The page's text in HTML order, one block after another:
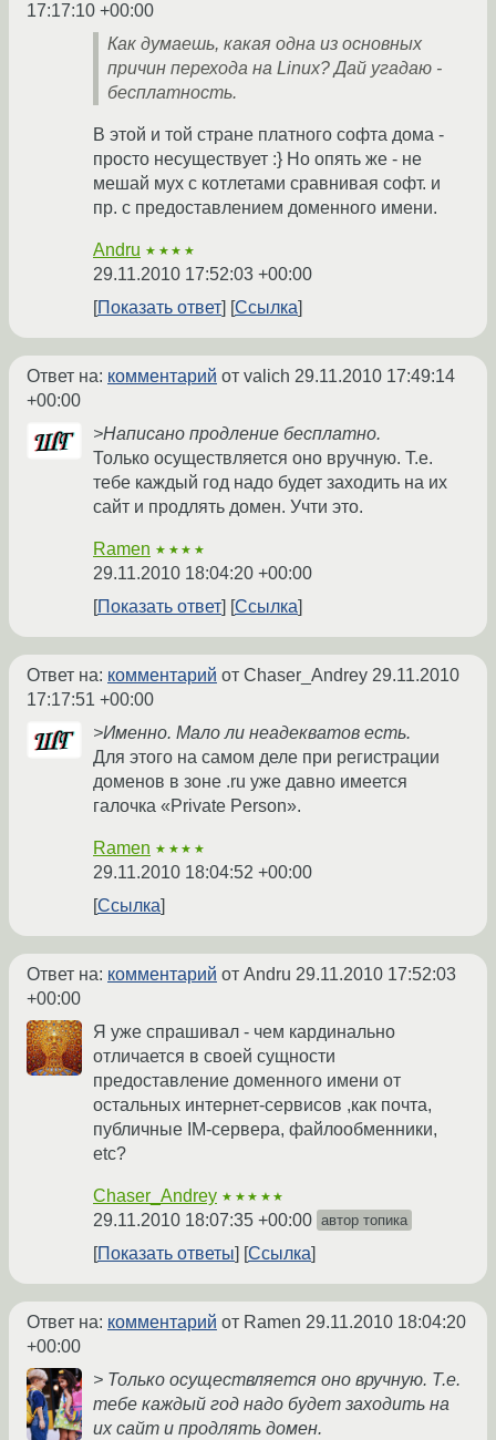
17:17:10 +00:00
Как думаешь, какая одна из основных
причин перехода на Linux? Дай угадаю -
бесплатность.
В этой и той стране платного софта дома -
просто несуществует :} Но опять же - не
мешай мух с котлетами сравнивая софт. и
пр. с предоставлением доменного имени.
Andru ★★★★
29.11.2010 17:52:03 +00:00
Показать ответ
Ссылка
Ответ на: комментарий от valich 29.11.2010 17:49:14
+00:00
>Написано продление бесплатно.
Только осуществляется оно вручную. Т.е.
тебе каждый год надо будет заходить на их
сайт и продлять домен. Учти это.
Ramen ★★★★
29.11.2010 18:04:20 +00:00
Показать ответ
Ссылка
Ответ на: комментарий от Chaser_Andrey 29.11.2010
17:17:51 +00:00
>Именно. Мало ли неадекватов есть.
Для этого на самом деле при регистрации
доменов в зоне .ru уже давно имеется
галочка «Private Person».
Ramen ★★★★
29.11.2010 18:04:52 +00:00
Ссылка
Ответ на: комментарий от Andru 29.11.2010 17:52:03
+00:00
Я уже спрашивал - чем кардинально
отличается в своей сущности
предоставление доменного имени от
остальных интернет-сервисов ,как почта,
публичные IM-сервера, файлообменники,
etc?
Chaser_Andrey ★★★★★
29.11.2010 18:07:35 +00:00 автор топика
Показать ответы Ссылка
Ответ на: комментарий от Ramen 29.11.2010 18:04:20
+00:00
> Только осуществляется оно вручную. Т.е.
тебе каждый год надо будет заходить на
их сайт и продлять домен.